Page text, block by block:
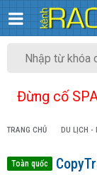
Đừng cố
TRANG CHỦ DU LỊCH -
Toàn quốc